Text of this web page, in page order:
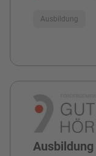
Ausbildung